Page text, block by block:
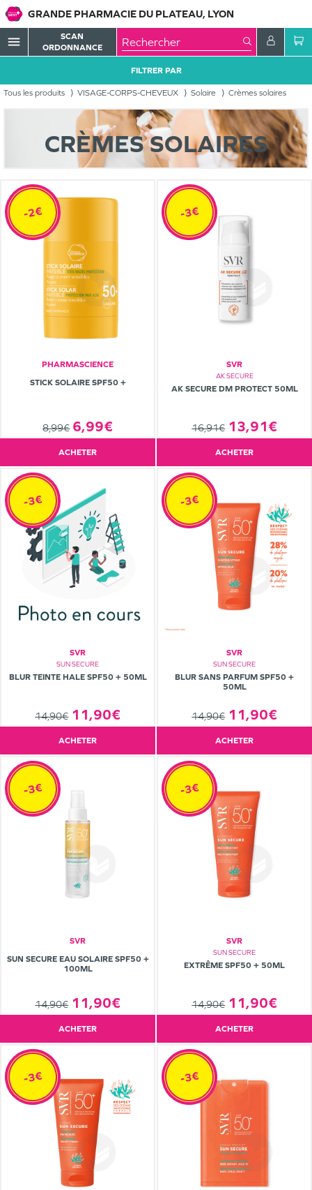
GRANDE PHARMACIE DU PLATEAU, LYON
menu
SCAN
ORDONNANCE
Tous les produits VISAGE-CORPS-CHEVEUX Solaire Crèmes solaires
FILTRER PAR
CRÈMES SOLAIRES
PHARMASCIENCE
STICK SOLAIRE SPF50 +
8,99€ 6,99€
-2€
ACHETER
SVR
AK SECURE
AK SECURE DM PROTECT 50ML
16,91€ 13,91€
-3€
ACHETER
SVR
SUN SECURE
BLUR TEINTE HALE SPF50 + 50ML
14,90€ 11,90€
-3€
ACHETER
SVR
SUN SECURE
BLUR SANS PARFUM SPF50 +
50ML
14,90€ 11,90€
-3€
ACHETER
SVR
SUN SECURE EAU SOLAIRE SPF50 +
100ML
14,90€ 11,90€
-3€
ACHETER
SVR
SUN SECURE
EXTRÊME SPF50 + 50ML
14,90€ 11,90€
-3€
ACHETER
-3€ -3€